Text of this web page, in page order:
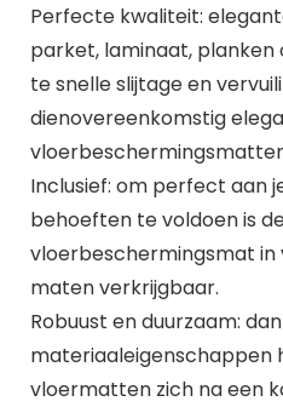
Perfecte kwaliteit:
parket, laminaat,
te snelle slijtage en
dienovereenkomstig
Inclusief: om perfect aan
behoeften te voldoen is
vloerbeschermingsmat
maten verkrijgbaar.
Robuust en duurzaam:
materiaaleigenschappen
vloermatten zich na een